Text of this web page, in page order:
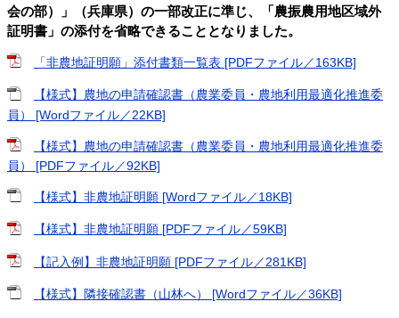
会の部）」（兵庫県）の一部改正に準じ、「農振農用地区域外
証明書」の添付を省略できることとなりました。
「非農地証明願」添付書類一覧表 [PDFファイル／163KB]
【様式】農地の申請確認書（農業委員・農地利用最適化推進委
員） [Wordファイル／22KB]
【様式】農地の申請確認書（農業委員・農地利用最適化推進委
員） [PDFファイル／92KB]
【様式】非農地証明願 [Wordファイル／18KB]
【様式】非農地証明願 [PDFファイル／59KB]
【記入例】非農地証明願 [PDFファイル／281KB]
【様式】隣接確認書（山林へ） [Wordファイル／36KB]